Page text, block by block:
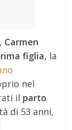
, Carmen
figlia, la
nel
il parto
di 53 anni,